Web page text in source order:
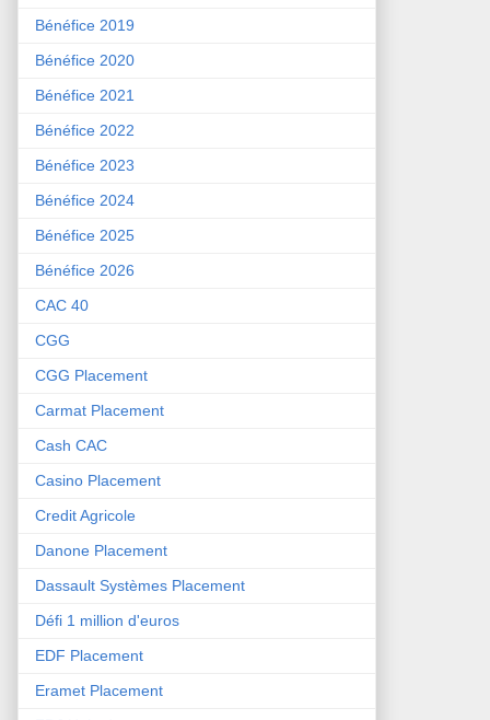
Bénéfice 2019
Bénéfice 2020
Bénéfice 2021
Bénéfice 2022
Bénéfice 2023
Bénéfice 2024
Bénéfice 2025
Bénéfice 2026
CAC 40
CGG
CGG Placement
Carmat Placement
Cash CAC
Casino Placement
Credit Agricole
Danone Placement
Dassault Systèmes Placement
Défi 1 million d'euros
EDF Placement
Eramet Placement